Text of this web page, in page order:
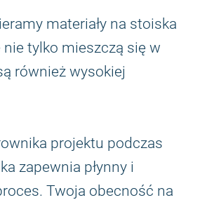
materiały na stoiska
tylko mieszczą się w
również wysokiej
projektu podczas
zapewnia płynny i
Twoja obecność na